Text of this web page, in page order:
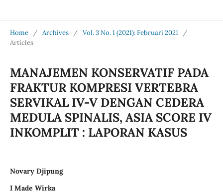
Home / Archives / Vol. 3 No. 1 (2021): Februari 2021
/
Articles
MANAJEMEN KONSERVATIF PADA
FRAKTUR KOMPRESI VERTEBRA
SERVIKAL IV-V DENGAN CEDERA
MEDULA SPINALIS, ASIA SCORE IV
INKOMPLIT : LAPORAN KASUS
Novary Djipung
I Made Wirka